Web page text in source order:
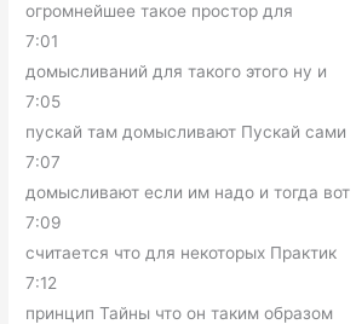
огромнейшее такое простор для
7:01
домысливаний для такого этого ну и
7:05
пускай там домысливают Пускай сами
7:07
домысливают если им надо и тогда вот
7:09
считается что для некоторых Практик
7:12
принцип Тайны что он таким образом